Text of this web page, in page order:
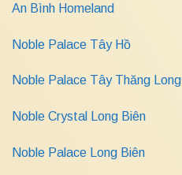
An Bình Homeland
Noble Palace Tây Hồ
Noble Palace Tây Thăng Long
Noble Crystal Long Biên
Noble Palace Long Biên